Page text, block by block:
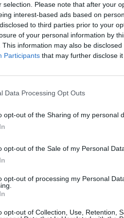
selection. Please note that after your
interest-based ads based on
to third parties prior to your
of your personal information by
This information may also be
Participants that may further disclose
Data Processing Opt Outs
opt-out of the Sharing of my personal
opt-out of the Sale of my Personal
opt-out of processing my Personal
opt-out of Collection, Use, Retention,
žada stiprinti ryšius su
apėmė pastatus